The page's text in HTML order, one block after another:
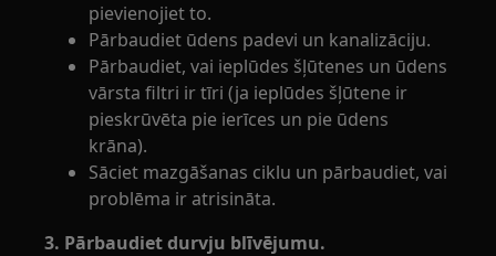
pievienojiet to.
Pārbaudiet ūdens padevi un kanalizāciju.
Pārbaudiet, vai ieplūdes šļūtenes un ūdens
vārsta filtri ir tīri (ja ieplūdes šļūtene ir
pieskrūvēta pie ierīces un pie ūdens
krāna).
Sāciet mazgāšanas ciklu un pārbaudiet, vai
problēma ir atrisināta.
3. Pārbaudiet durvju blīvējumu.